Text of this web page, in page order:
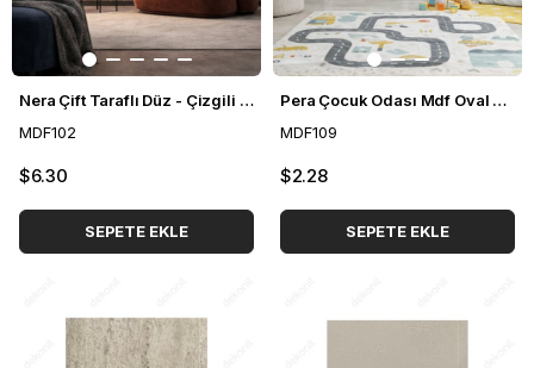
Nera Çift Taraflı Düz - Çizgili MDF Duvar Paneli 40*90cm
MDF102
$6.30
SEPETE EKLE
Pera Çocuk Odası Mdf Oval Duvar Bordürü 10*80 cm
MDF109
$2.28
SEPETE EKLE